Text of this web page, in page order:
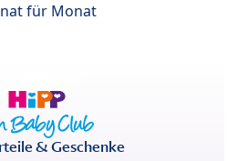
für Monat
& Geschenke